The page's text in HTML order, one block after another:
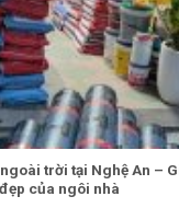
trời tại Nghệ An –
của ngôi nhà